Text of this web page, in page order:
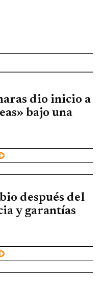
dio inicio a
bajo una
después del
y garantías